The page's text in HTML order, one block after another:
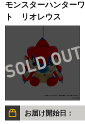
モンスターハンター
ト リオレウス
お届け開始日：